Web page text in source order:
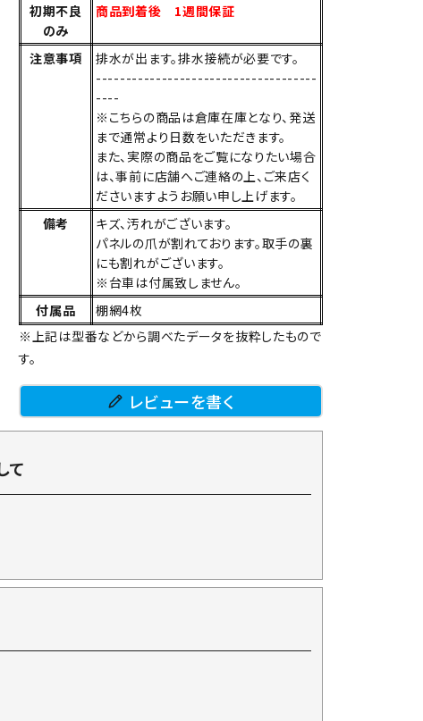
初期不良
のみ
商品到着後 1週間保証
注意事項
排水が出ます。排水接続が必要です。
-------------------------------------
----
※こちらの商品は倉庫在庫となり、発送
まで通常より日数をいただきます。
また、実際の商品をご覧になりたい場合
は、事前に店舗へご連絡の上、ご来店く
ださいますようお願い申し上げます。
備考
キズ、汚れがございます。
パネルの爪が割れております。取手の裏
にも割れがございます。
※台車は付属致しません。
付属品
棚網4枚
※上記は型番などから調べたデータを抜粋したもので
す。
レビューを書く
て